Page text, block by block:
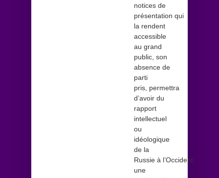
notices de
présentation qui
la rendent
accessible
au grand
public, son
absence de
parti
pris, permettra
d’avoir du
rapport
intellectuel
ou
idéologique
de la
Russie à l’Occident
une